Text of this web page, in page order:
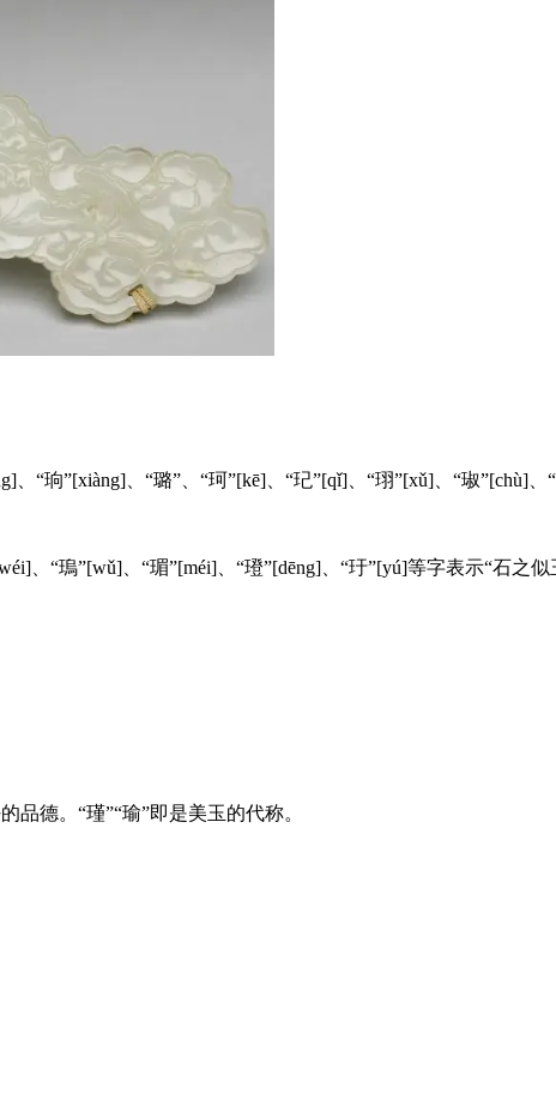
、“珦”[xiàng]、“璐”、“珂”[kē]、“玘”[qǐ]、“珝”[xǔ]、“琡”[chù]
、“瑦”[wǔ]、“瑂”[méi]、“璒”[dēng]、“玗”[yú]等字表示“石
德。“瑾”“瑜”即是美玉的代称。